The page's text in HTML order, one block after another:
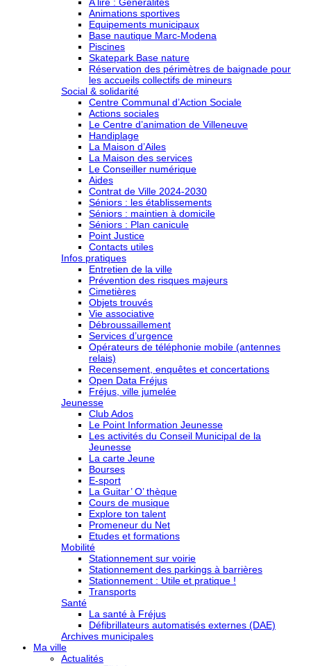
Animations sportives
Equipements municipaux
Base nautique Marc-Modena
Piscines
Skatepark Base nature
Réservation des périmètres de baignade pour
les accueils collectifs de mineurs
Social & solidarité
Centre Communal d’Action Sociale
Actions sociales
Le Centre d’animation de Villeneuve
Handiplage
La Maison d’Ailes
La Maison des services
Le Conseiller numérique
Aides
Contrat de Ville 2024-2030
Séniors : les établissements
Séniors : maintien à domicile
Séniors : Plan canicule
Point Justice
Contacts utiles
Infos pratiques
Entretien de la ville
Prévention des risques majeurs
Cimetières
Objets trouvés
Vie associative
Débroussaillement
Services d’urgence
Opérateurs de téléphonie mobile (antennes
relais)
Recensement, enquêtes et concertations
Open Data Fréjus
Fréjus, ville jumelée
Jeunesse
Club Ados
Le Point Information Jeunesse
Les activités du Conseil Municipal de la
Jeunesse
La carte Jeune
Bourses
E-sport
La Guitar’ O’ thèque
Cours de musique
Explore ton talent
Promeneur du Net
Etudes et formations
Mobilité
Stationnement sur voirie
Stationnement des parkings à barrières
Stationnement : Utile et pratique !
Transports
Santé
La santé à Fréjus
Défibrillateurs automatisés externes (DAE)
Archives municipales
Ma ville
Actualités